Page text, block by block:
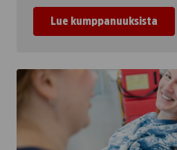
Lue kumppanuuksista